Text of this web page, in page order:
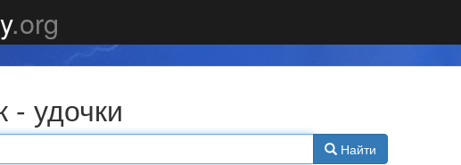
.org
- удочки
Найти